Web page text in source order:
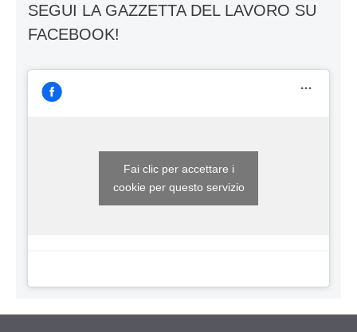
SEGUI LA GAZZETTA DEL LAVORO SU
FACEBOOK!
Fai clic per accettare i
cookie per questo servizio